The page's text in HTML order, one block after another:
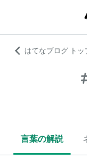
はてなブログ トッ
言葉の解説